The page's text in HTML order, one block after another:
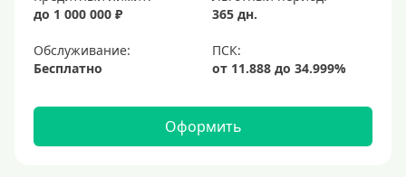
до 1 000 000 ₽
365 дн.
Обслуживание:
Бесплатно
Оформить